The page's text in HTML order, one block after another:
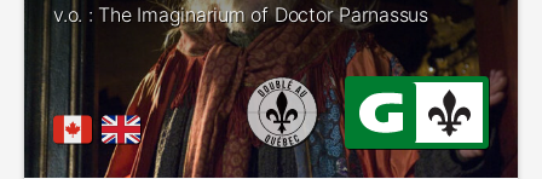
v.o. : The Imaginarium of Doctor Parnassus